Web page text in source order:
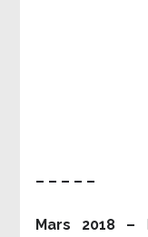
– – – – –
Mars 2018 –